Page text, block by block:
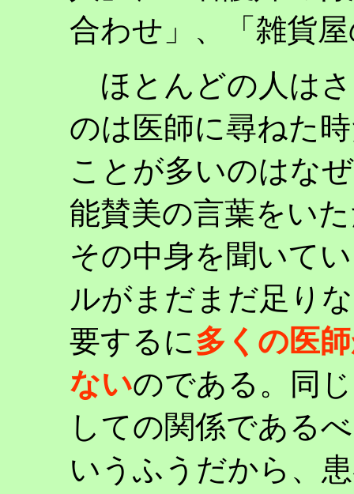
合わせ」、「雑貨
ほとんどの人は
のは医師に尋ねた
ことが多いのはな
能賛美の言葉をい
その中身を聞いて
ルがまだまだ足り
要するに多くの医
ないのである。同
しての関係である
いうふうだから、